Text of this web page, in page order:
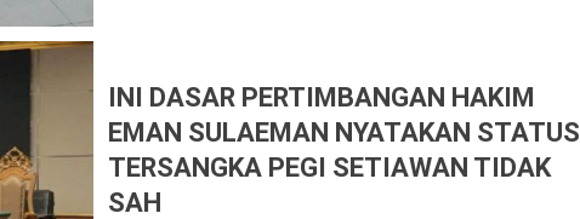
INI DASAR PERTIMBANGAN HAKIM
EMAN SULAEMAN NYATAKAN STATUS
TERSANGKA PEGI SETIAWAN TIDAK
SAH